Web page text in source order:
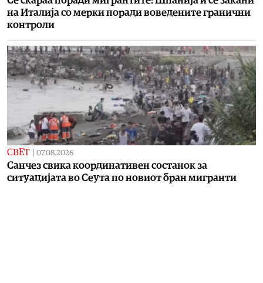
на Италија со мерки поради воведените гранични
контроли
СВЕТ 07.08.2026
Санчез свика координативен состанок за
ситуацијата во Сеута по новиот бран мигранти